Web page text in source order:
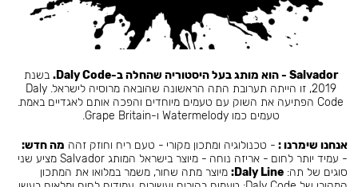
Salvador - הוא מותג בעל היסטוריה שהחלה ב-Daly Code.
בשנת
2019, זו הייתה תערובת התה הראשונה שהובאה מרוסיה לישראל. Daly
Code הפתיעה את השוק עם טעמים מיוחדים והפכה אותם לאגדיים באמת.
טעמים כמו Watermelody ו-Grape Britain.
אנחנו שימרנו : - טכנולוגיה ומתכון מקורי - טעם ריח וחוזק זהה מה חדש:
- עמיד יותר לחום - אריזה נוחה - מיוצר בישראל המותג Salvador מציע שני
סוגים של תה:Daly Line: מיוצר מתה שחור, משמר במלואו את המתכון